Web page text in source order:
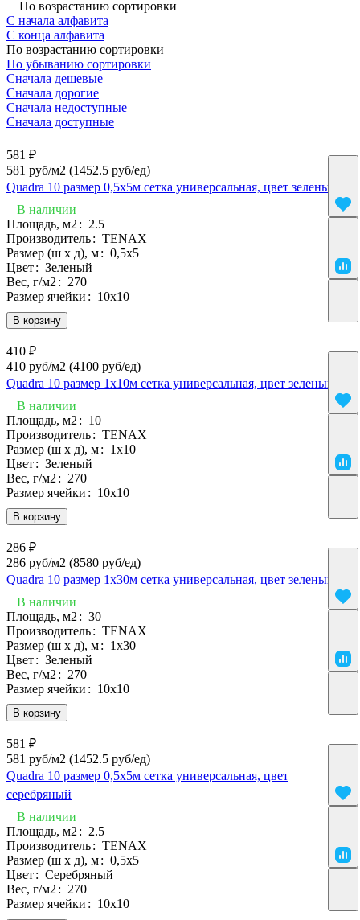
По возрастанию сортировки
С начала алфавита
С конца алфавита
По возрастанию сортировки
По убыванию сортировки
Сначала дешевые
Сначала дорогие
Сначала недоступные
Сначала доступные
581 ₽
581 руб/м2 (1452.5 руб/eд)
Quadra 10 размер 0,5х5м сетка универсальная, цвет зеленый
В наличии
В корзину
Площадь, м2: 2.5
Производитель: TENAX
Размер (ш х д), м: 0,5x5
Цвет: Зеленый
Вес, г/м2: 270
Размер ячейки : 10х10
410 ₽
410 руб/м2 (4100 руб/eд)
Quadra 10 размер 1х10м сетка универсальная, цвет зеленый
В наличии
В корзину
Площадь, м2: 10
Производитель: TENAX
Размер (ш х д), м: 1х10
Цвет: Зеленый
Вес, г/м2: 270
Размер ячейки : 10х10
286 ₽
286 руб/м2 (8580 руб/eд)
Quadra 10 размер 1х30м сетка универсальная, цвет зеленый
В наличии
В корзину
Площадь, м2: 30
Производитель: TENAX
Размер (ш х д), м: 1х30
Цвет: Зеленый
Вес, г/м2: 270
Размер ячейки : 10х10
581 ₽
581 руб/м2 (1452.5 руб/eд)
Quadra 10 размер 0,5х5м сетка универсальная, цвет
серебряный
В наличии
Площадь, м2: 2.5
Производитель: TENAX
Размер (ш х д), м: 0,5x5
Цвет: Серебряный
Вес, г/м2: 270
Размер ячейки : 10х10